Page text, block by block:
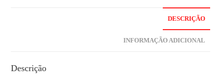
DESCRIÇÃO
INFORMAÇÃO ADICIONAL
Descrição